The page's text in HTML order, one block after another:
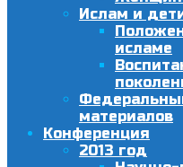
Ислам и
исламе
материалов
Конференция
2013 год